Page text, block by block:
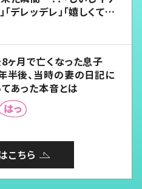
「デレッデレ」「嬉しくて可
ヶ月で亡くなった息子
半後、当時の妻の日記に
あった本音とは
こちら